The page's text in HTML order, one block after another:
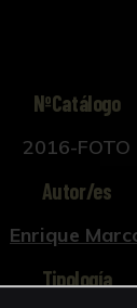
NºCatálogo
2016-FOTO
Autor/es
Enrique
Tipología